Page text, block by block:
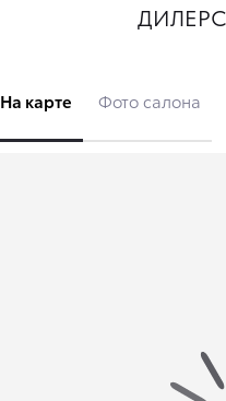
На карте Фото салона